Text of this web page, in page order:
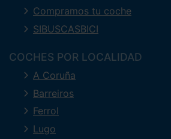
Compramos tu coche
SIBUSCASBICI
COCHES POR LOCALIDAD
A Coruña
Barreiros
Ferrol
Lugo